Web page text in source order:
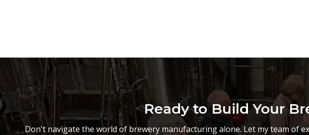
Ready to Build Your
Don't navigate the world of brewery manufacturing alone. Let my team of